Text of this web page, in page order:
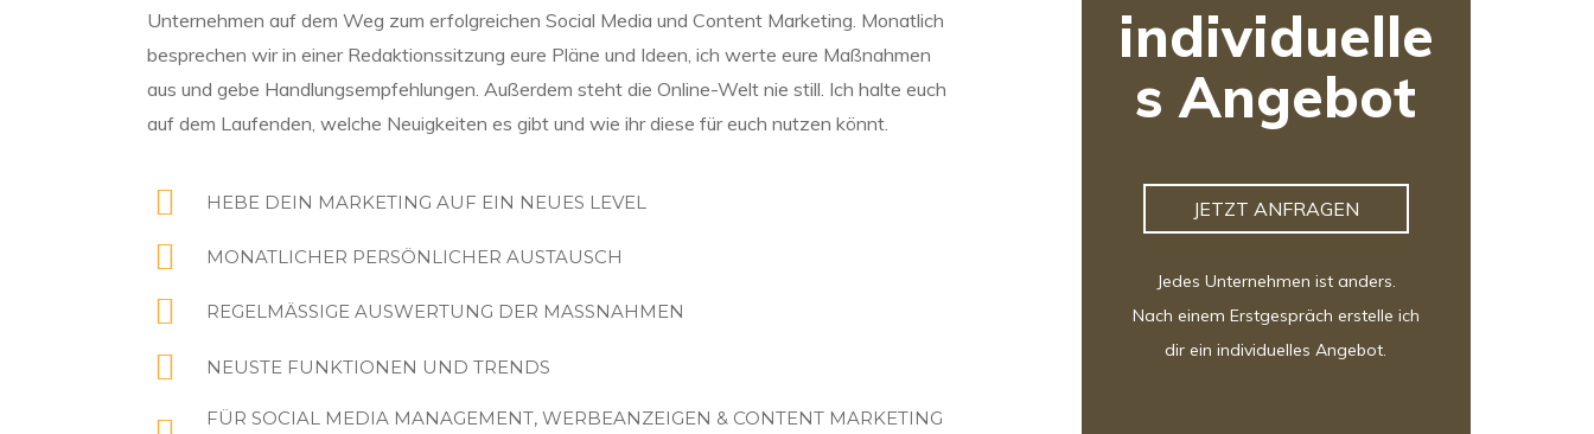
Unternehmen auf dem Weg zum erfolgreichen Social Media und Content Marketing. Monatlich
besprechen wir in einer Redaktionssitzung eure Pläne und Ideen, ich werte eure Maßnahmen
aus und gebe Handlungsempfehlungen. Außerdem steht die Online-Welt nie still. Ich halte euch
auf dem Laufenden, welche Neuigkeiten es gibt und wie ihr diese für euch nutzen könnt.
HEBE DEIN MARKETING AUF EIN NEUES LEVEL
MONATLICHER PERSÖNLICHER AUSTAUSCH
REGELMÄSSIGE AUSWERTUNG DER MASSNAHMEN
NEUSTE FUNKTIONEN UND TRENDS
FÜR SOCIAL MEDIA MANAGEMENT, WERBEANZEIGEN & CONTENT MARKETING
individuelle
s Angebot
JETZT ANFRAGEN
Jedes Unternehmen ist anders.
Nach einem Erstgespräch erstelle ich
dir ein individuelles Angebot.